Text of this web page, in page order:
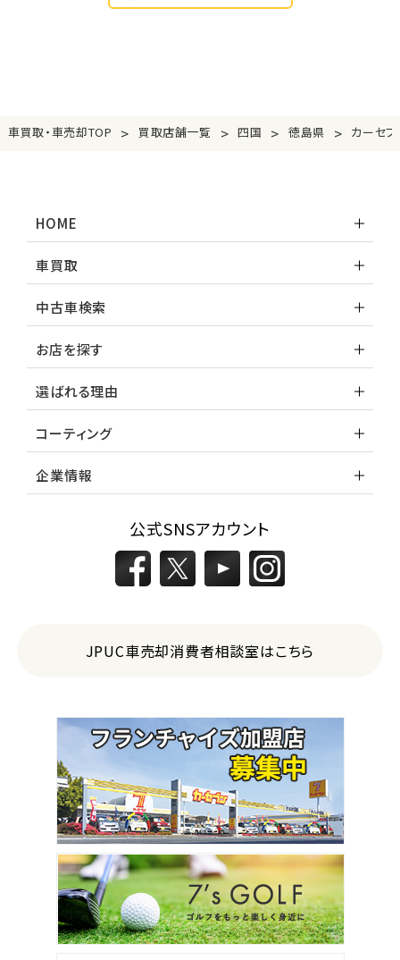
車買取・車売却TOP > 買取店舗一覧 > 四国 > 徳島県 > カーセ
HOME
車買取
中古車検索
お店を探す
選ばれる理由
コーティング
企業情報
公式SNSアカウント
JPUC車売却消費者相談室はこちら